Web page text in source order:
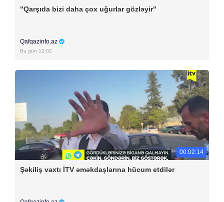
"Qarşıda bizi daha çox uğurlar gözləyir"
Qafqazinfo.az
Bu gün 12:02
00:02:14
Şəkiliş vaxtı İTV əməkdaşlarına hücum etdilər